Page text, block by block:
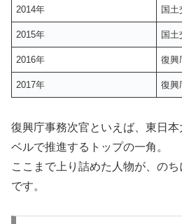
2014年 国
2015年 国土
2016年 復興
2017年 復興
復興庁事務次官といえば、東日
ベルで推進するトップの一角。
ここまで上り詰めた人物が、の
です。